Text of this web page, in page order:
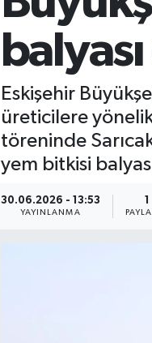
Eskişehir
üreticilere
töreninde
yem bitkisi
30.06.2026 - 13:53
YAYINLANMA